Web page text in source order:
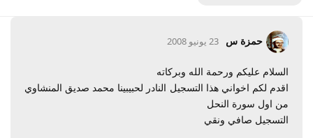
حمزة س 23 يونيو 2008
السلام عليكم ورحمة الله وبركاته
اقدم لكم اخواني هذا التسجيل النادر لحبيبينا محمد صديق المنشاوي
من اول سورة النحل
التسجيل صافي ونقي